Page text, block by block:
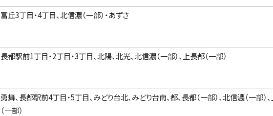
富丘3丁目・4丁目、北信濃（一部）・あずさ
長都駅前1丁目・2丁目・3丁目、北陽、北光、北信濃（一部）、上長都（一部）
勇舞、長都駅前4丁目・5丁目、みどり台北、みどり台南、都、長都（一部）、北信濃（一部）
（一部）